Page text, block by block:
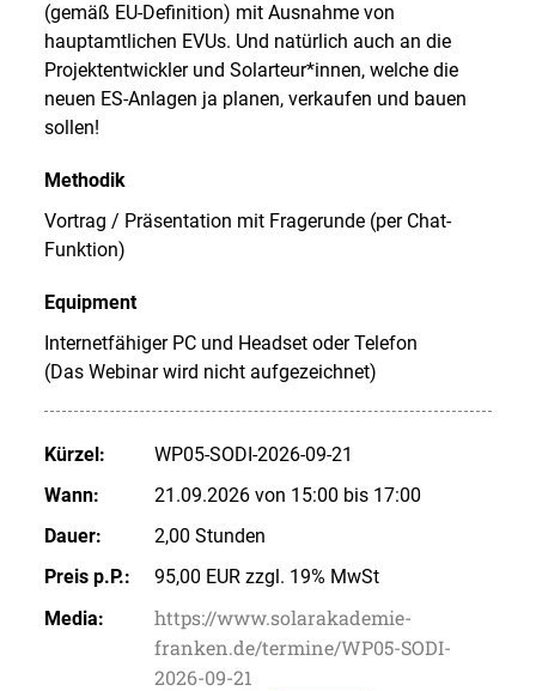
(gemäß EU-Definition) mit Ausnahme von
hauptamtlichen EVUs. Und natürlich auch an die
Projektentwickler und Solarteur*innen, welche die
neuen ES-Anlagen ja planen, verkaufen und bauen
sollen!
Methodik
Vortrag / Präsentation mit Fragerunde (per Chat-
Funktion)
Equipment
Internetfähiger PC und Headset oder Telefon
(Das Webinar wird nicht aufgezeichnet)
Kürzel:
WP05-SODI-2026-09-21
Wann:
21.09.2026 von 15:00 bis 17:00
Dauer:
2,00 Stunden
Preis p.P.:
95,00 EUR zzgl. 19% MwSt
Media:
https://www.solarakademie-
franken.de/termine/WP05-SODI-
2026-09-21